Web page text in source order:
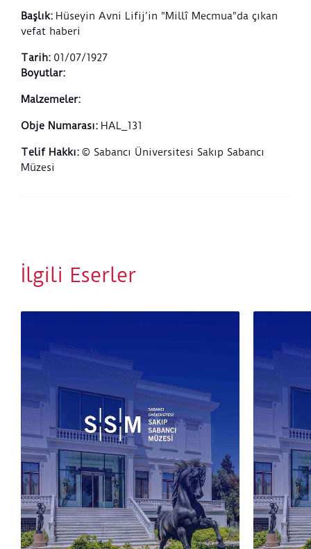
Başlık: Hüseyin Avni Lifij’in "Millî Mecmua"da çıkan
vefat haberi
Tarih: 01/07/1927
Boyutlar:
Malzemeler:
Obje Numarası: HAL_131
Telif Hakkı: © Sabancı Üniversitesi Sakıp Sabancı
Müzesi
İlgili Eserler